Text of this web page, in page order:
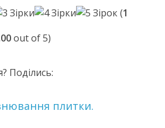
(1
out of 5)
Поділись:
плитки.